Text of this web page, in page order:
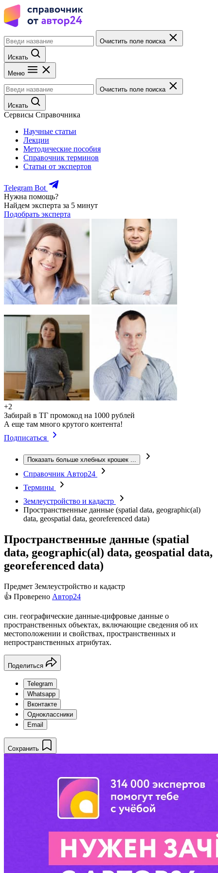
Очистить поле поиска
Искать
Меню
Очистить поле поиска
Искать
Сервисы Справочника
Научные статьи
Лекции
Методические пособия
Справочник терминов
Статьи от экспертов
Telegram Bot
Нужна помощь?
Найдем эксперта за 5 минут
Подобрать эксперта
+2
Забирай в ТГ промокод на 1000 рублей
А еще там много крутого контента!
Подписаться
Показать больше хлебных крошек ...
Справочник Автор24
Термины
Землеустройство и кадастр
Пространственные данные (spatial data, geographic(al)
data, geospatial data, georeferenced data)
Пространственные данные (spatial
data, geographic(al) data, geospatial data,
georeferenced data)
Предмет Землеустройство и кадастр
👍 Проверено Автор24
син. географические данные-цифровые данные о
пространственных объектах, включающие сведения об их
местоположении и свойствах, пространственных и
непространственных атрибутах.
Поделиться
Telegram
Whatsapp
Вконтакте
Одноклассники
Email
Сохранить